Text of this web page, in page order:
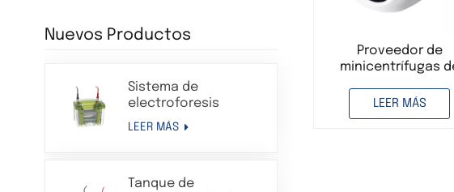
Nuevos Productos
Sistema de
electroforesis
Western Blot en gel
de proteínas con
vertical
LEER MÁS
Tanque de
Proveedor de
minicentrífugas
laboratorio
LEER MÁS